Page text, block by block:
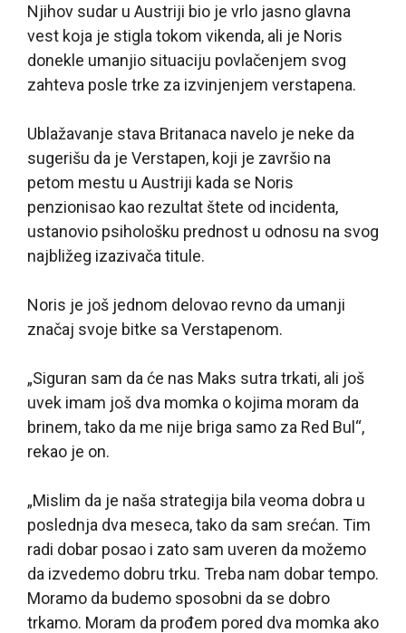
Njihov sudar u Austriji bio je vrlo jasno glavna
vest koja je stigla tokom vikenda, ali je Noris
donekle umanjio situaciju povlačenjem svog
zahteva posle trke za izvinjenjem verstapena.
Ublažavanje stava Britanaca navelo je neke da
sugerišu da je Verstapen, koji je završio na
petom mestu u Austriji kada se Noris
penzionisao kao rezultat štete od incidenta,
ustanovio psihološku prednost u odnosu na svog
najbližeg izazivača titule.
Noris je još jednom delovao revno da umanji
značaj svoje bitke sa Verstapenom.
„Siguran sam da će nas Maks sutra trkati, ali još
uvek imam još dva momka o kojima moram da
brinem, tako da me nije briga samo za Red Bul“,
rekao je on.
„Mislim da je naša strategija bila veoma dobra u
poslednja dva meseca, tako da sam srećan. Tim
radi dobar posao i zato sam uveren da možemo
da izvedemo dobru trku. Treba nam dobar tempo.
Moramo da budemo sposobni da se dobro
trkamo. Moram da prođem pored dva momka ako